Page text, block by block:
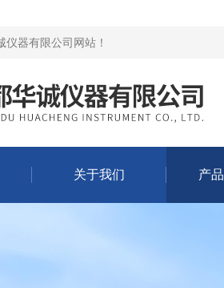
仪器有限公司网站 ！
关于我们 产